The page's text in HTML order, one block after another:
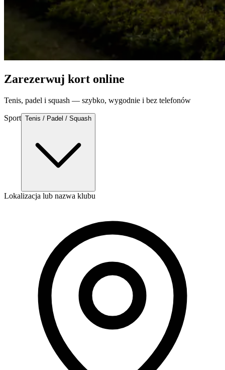
Zarezerwuj kort online
Tenis, padel i squash — szybko, wygodnie i bez telefonów
Sport Tenis / Padel / Squash
Lokalizacja lub nazwa klubu